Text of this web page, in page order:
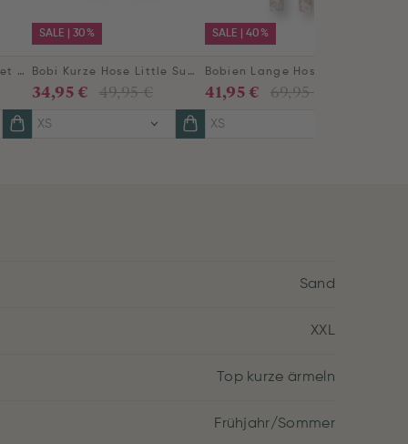
Britta Lange Hose Velvet Beige
SALE | 30%
Bobi Kurze Hose Little Sumo Stripe Sand
49,95 €
34,95 €
XS
SALE | 40%
69,95 €
41,95 €
XS
Sand
XXL
Top kurze ärmeln
Frühjahr/Sommer